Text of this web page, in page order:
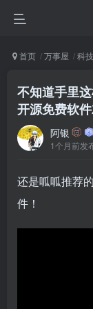
首页 万事屋 科
不知道手里
开源免费软
阿银
1个月前发
还是呱呱推荐
件！